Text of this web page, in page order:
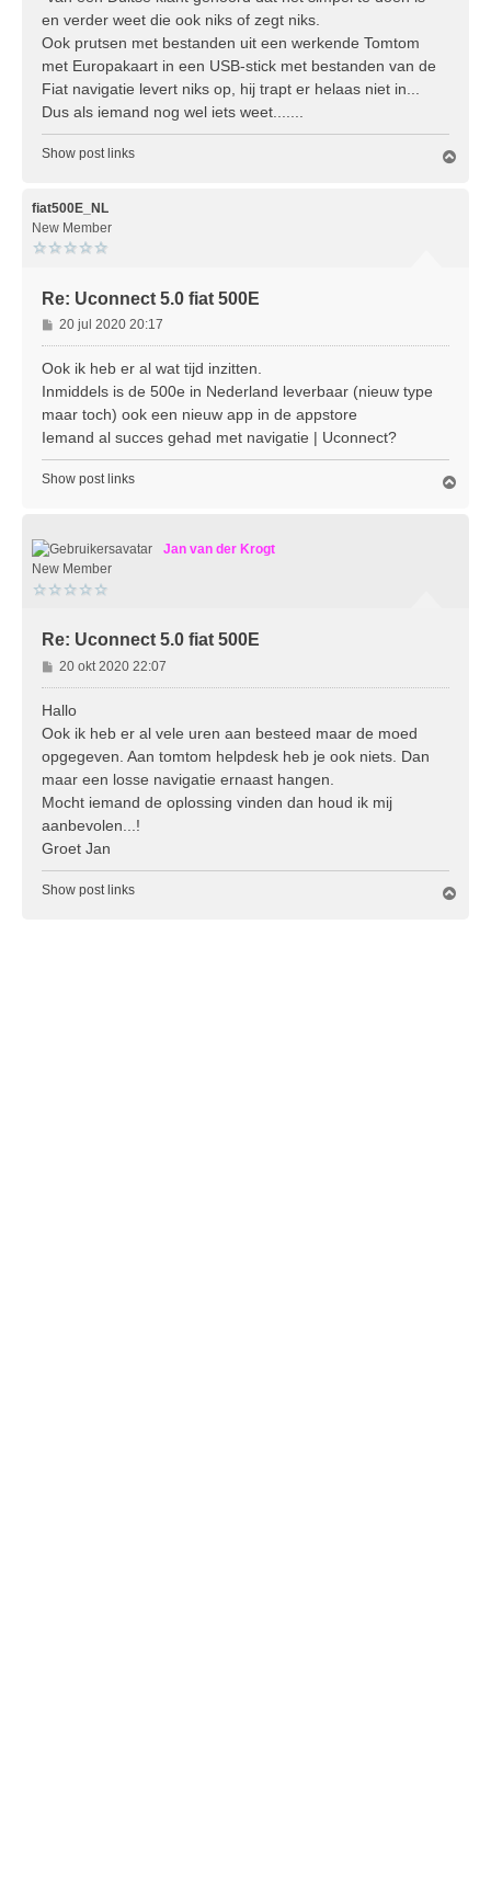
en verder weet die ook niks of zegt niks.
Ook prutsen met bestanden uit een werkende Tomtom
met Europakaart in een USB-stick met bestanden van de
Fiat navigatie levert niks op, hij trapt er helaas niet in...
Dus als iemand nog wel iets weet.......
Show post links
fiat500E_NL
New Member
Re: Uconnect 5.0 fiat 500E
B
e
r
h
t
20 jul 2020 20:17
Ook ik heb er al wat tijd inzitten.
Inmiddels is de 500e in Nederland leverbaar (nieuw type
maar toch) ook een nieuw app in de appstore
Iemand al succes gehad met navigatie | Uconnect?
Show post links
Jan van der Krogt
New Member
Re: Uconnect 5.0 fiat 500E
B
e
r
h
t
20 okt 2020 22:07
Hallo
Ook ik heb er al vele uren aan besteed maar de moed
opgegeven. Aan tomtom helpdesk heb je ook niets. Dan
maar een losse navigatie ernaast hangen.
Mocht iemand de oplossing vinden dan houd ik mij
aanbevolen...!
Groet Jan
Show post links